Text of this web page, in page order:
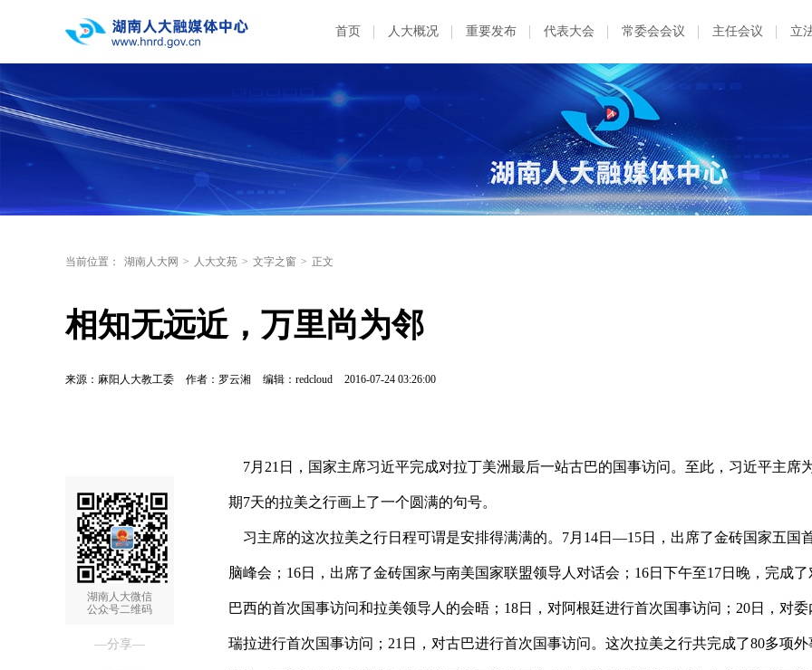
首页 人大概况 重要发布 代表大会 常委会会议 主任会议 立
当前位置： 湖南人大网 > 人大文苑 > 文字之窗 > 正文
相知无远近，万里尚为邻
来源：麻阳人大教工委 作者：罗云湘 编辑：redcloud 2016-07-24 03:26:00
湖南人大微信
公众号二维码
—分享—
7月21日，国家主席习近平完成对拉丁美洲最后一站古巴的国事访问。至此，习近平主席
期7天的拉美之行画上了一个圆满的句号。
习主席的这次拉美之行日程可谓是安排得满满的。7月14日—15日，出席了金砖国家五国
脑峰会；16日，出席了金砖国家与南美国家联盟领导人对话会；16日下午至17日晚，完成了
巴西的首次国事访问和拉美领导人的会晤；18日，对阿根廷进行首次国事访问；20日，对委
瑞拉进行首次国事访问；21日，对古巴进行首次国事访问。这次拉美之行共完成了80多项外